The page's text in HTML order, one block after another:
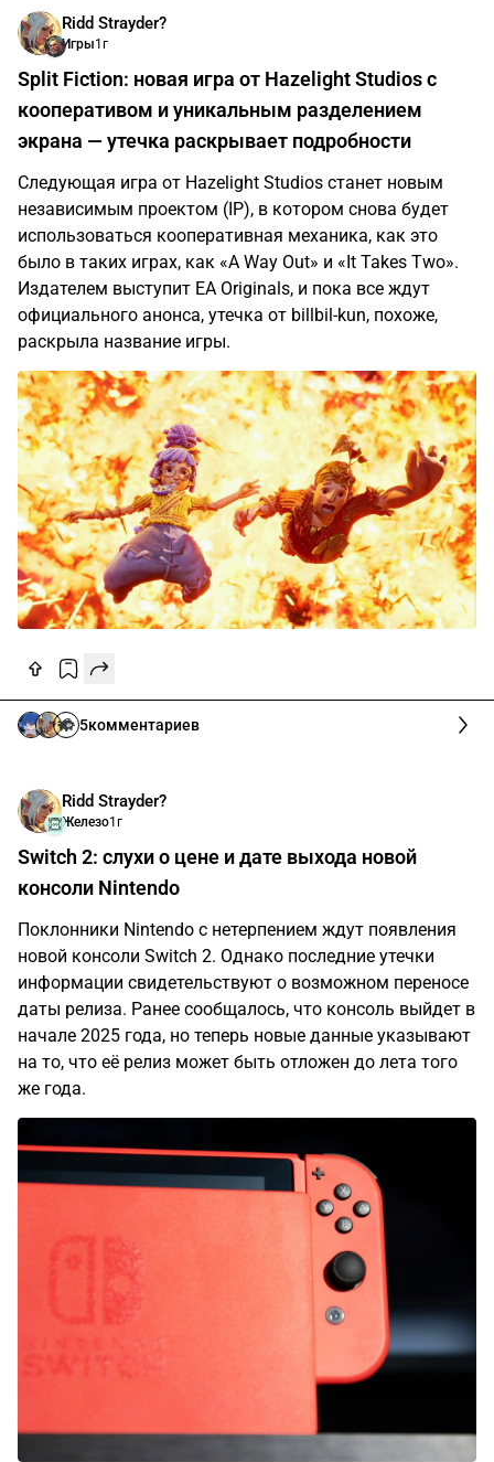
Ridd Strayder?
Игры1г
Split Fiction: новая игра от Hazelight Studios с
кооперативом и уникальным разделением
экрана — утечка раскрывает подробности
Следующая игра от Hazelight Studios станет новым
независимым проектом (IP), в котором снова будет
использоваться кооперативная механика, как это
было в таких играх, как «A Way Out» и «It Takes Two».
Издателем выступит EA Originals, и пока все ждут
официального анонса, утечка от billbil-kun, похоже,
раскрыла название игры.
5комментариев
Ridd Strayder?
Железо1г
Switch 2: слухи о цене и дате выхода новой
консоли Nintendo
Поклонники Nintendo с нетерпением ждут появления
новой консоли Switch 2. Однако последние утечки
информации свидетельствуют о возможном переносе
даты релиза. Ранее сообщалось, что консоль выйдет в
начале 2025 года, но теперь новые данные указывают
на то, что её релиз может быть отложен до лета того
же года.